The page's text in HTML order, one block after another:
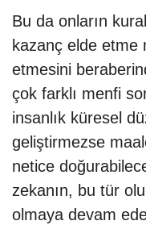
Bu da onların
kazanç elde etme
etmesini
çok farklı menfi
insanlık küresel
geliştirmezse
netice
zekanın, bu tür
olmaya devam